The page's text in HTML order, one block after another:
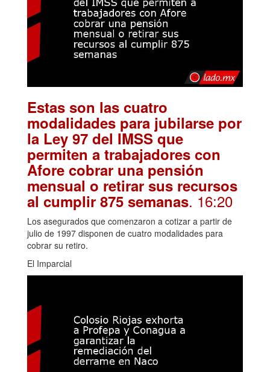
Estas son las cuatro
modalidades para jubilarse por
la Ley 97 del IMSS que
permiten a trabajadores con
Afore cobrar una pensión
mensual o retirar sus recursos
al cumplir 875 semanas. 16:20
Los asegurados que comenzaron a cotizar a partir de
julio de 1997 disponen de cuatro modalidades para
cobrar su retiro.
El Imparcial